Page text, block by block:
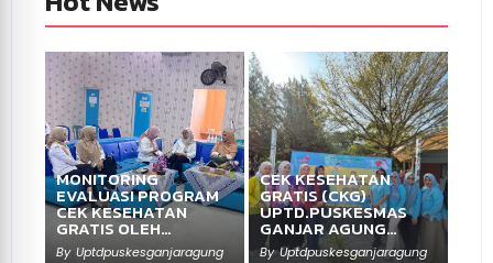
MONITORING
EVALUASI PROGRAM
CEK KESEHATAN
GRATIS OLEH…
By Uptdpuskesganjaragung
CEK KESEHATAN
GRATIS (CKG)
UPTD.PUSKESMAS
GANJAR AGUNG…
By Uptdpuskesganjaragung